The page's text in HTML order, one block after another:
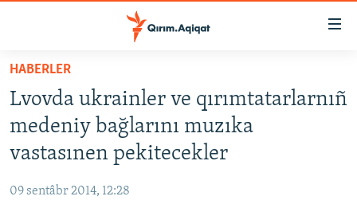
Esas
qaytmaq
Baş
navigatsiyağa
qaytmaq
Qıdıruvğa
HABERLER
SİYASET
İQTİSADİYAT
MEDENİYET
HABERLER
Lvovda ukrainler ve qırımtatarlarnıñ
medeniy bağlarını muzıka
vastasınen pekitecekler
09 sentâbr 2014, 12:28